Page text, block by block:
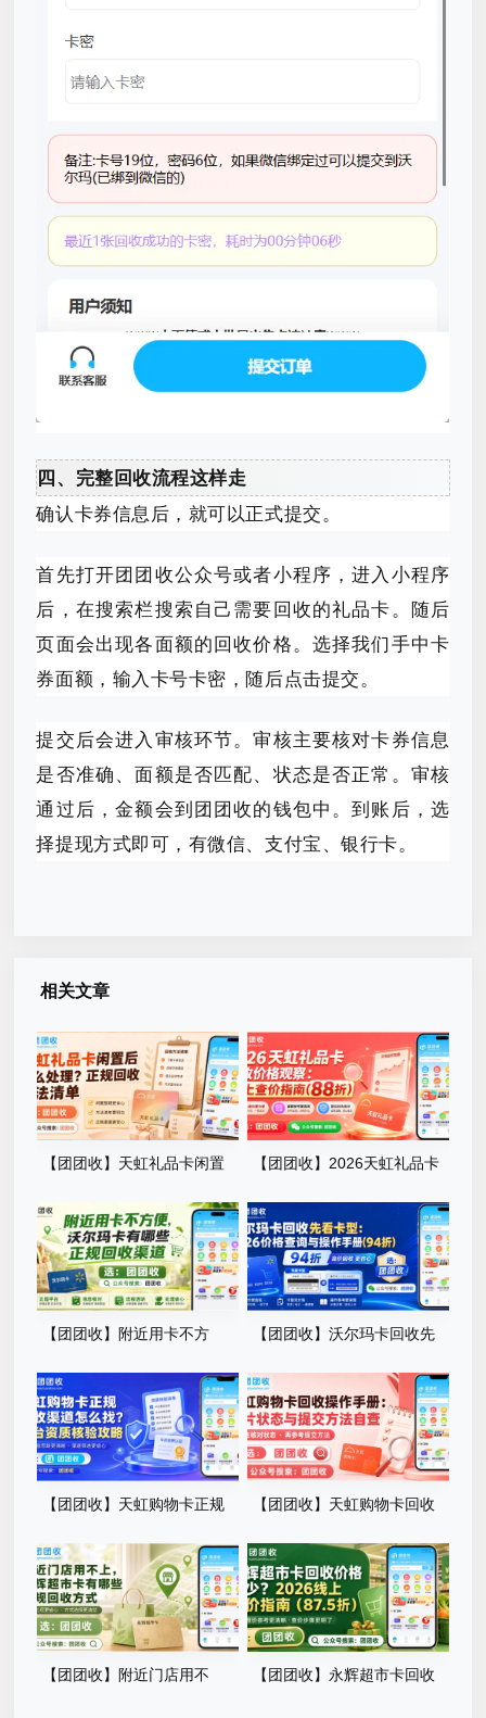
四、完整回收流程这样走
确认卡券信息后，就可以正式提交。
首先打开团团收公众号或者小程序，进入小程序
后，在搜索栏搜索自己需要回收的礼品卡。随后
页面会出现各面额的回收价格。选择我们手中卡
券面额，输入卡号卡密，随后点击提交。
提交后会进入审核环节。审核主要核对卡券信息
是否准确、面额是否匹配、状态是否正常。审核
通过后，金额会到团团收的钱包中。到账后，选
择提现方式即可，有微信、支付宝、银行卡。
相关文章
【团团收】天虹礼品卡闲置
后怎么处理？正规回收方法清
单
【团团收】2026天虹礼品卡
回收价格观察：线上查价指南
【团团收】附近用卡不方
便，沃尔玛卡有哪些正规回收
渠道
【团团收】沃尔玛卡回收先
看卡型：2026价格查询与操作
手册
【团团收】天虹购物卡正规
回收渠道怎么找？平台资质核
验攻略
【团团收】天虹购物卡回收
操作手册：卡片状态与提交方
法自查
【团团收】附近门店用不
【团团收】永辉超市卡回收